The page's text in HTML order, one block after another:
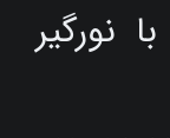
نورگیر